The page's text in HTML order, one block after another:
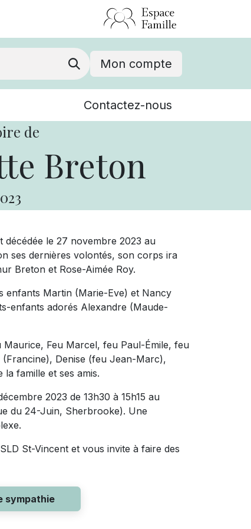
Mon compte
Événements
Contactez-nous
de
Breton
le 27 novembre 2023 au
ses dernières volontés, son corps ira
Breton et Rose-Aimée Roy.
enfants Martin (Marie-Eve) et Nancy
enfants adorés Alexandre (Maude-
Feu Marcel, feu Paul-Émile, feu
Denise (feu Jean-Marc),
famille et ses amis.
2023 de 13h30 à 15h15 au
du 24-Juin, Sherbrooke). Une
St-Vincent et vous invite à faire des
sympathie